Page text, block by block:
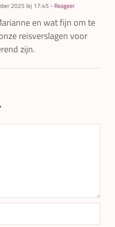
2025 bij 17:45 - Reageer
en wat fijn om te
reisverslagen voor
zijn.